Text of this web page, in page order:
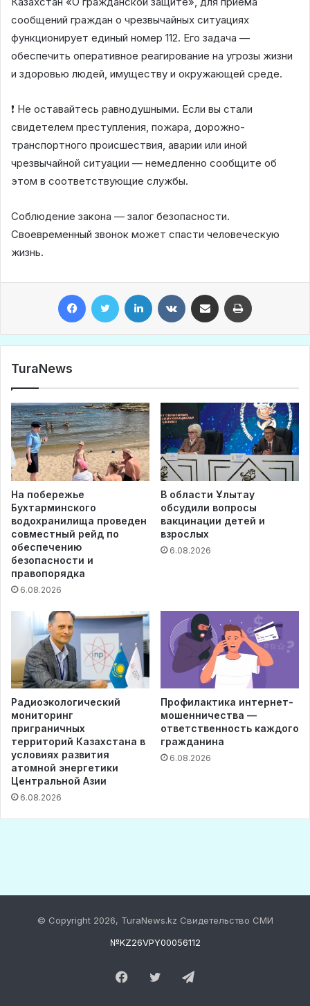
© Copyright 2026, TuraNews.kz Свидетельство СМИ
№KZ26VPY00056112
Facebook
Twitter